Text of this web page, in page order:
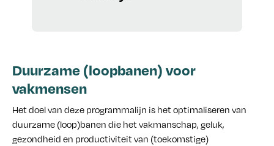
Duurzame (loopbanen) voor
vakmensen
Het doel van deze programmalijn is het optimaliseren van
duurzame (loop)banen die het vakmanschap, geluk,
gezondheid en productiviteit van (toekomstige)